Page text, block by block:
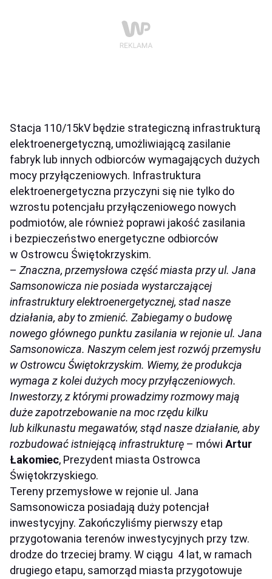
Stacja 110/15kV będzie strategiczną infrastrukturą
elektroenergetyczną, umożliwiającą zasilanie
fabryk lub innych odbiorców wymagających dużych
mocy przyłączeniowych. Infrastruktura
elektroenergetyczna przyczyni się nie tylko do
wzrostu potencjału przyłączeniowego nowych
podmiotów, ale również poprawi jakość zasilania
i bezpieczeństwo energetyczne odbiorców
w Ostrowcu Świętokrzyskim.
– Znaczna, przemysłowa część miasta przy ul. Jana
Samsonowicza nie posiada wystarczającej
infrastruktury elektroenergetycznej, stad nasze
działania, aby to zmienić. Zabiegamy o budowę
nowego głównego punktu zasilania w rejonie ul. Jana
Samsonowicza. Naszym celem jest rozwój przemysłu
w Ostrowcu Świętokrzyskim. Wiemy, że produkcja
wymaga z kolei dużych mocy przyłączeniowych.
Inwestorzy, z którymi prowadzimy rozmowy mają
duże zapotrzebowanie na moc rzędu kilku
lub kilkunastu megawatów, stąd nasze działanie, aby
rozbudować istniejącą infrastrukturę – mówi Artur
Łakomiec, Prezydent miasta Ostrowca
Świętokrzyskiego.
Tereny przemysłowe w rejonie ul. Jana
Samsonowicza posiadają duży potencjał
inwestycyjny. Zakończyliśmy pierwszy etap
przygotowania terenów inwestycyjnych przy tzw.
drodze do trzeciej bramy. W ciągu 4 lat, w ramach
drugiego etapu, samorząd miasta przygotowuje